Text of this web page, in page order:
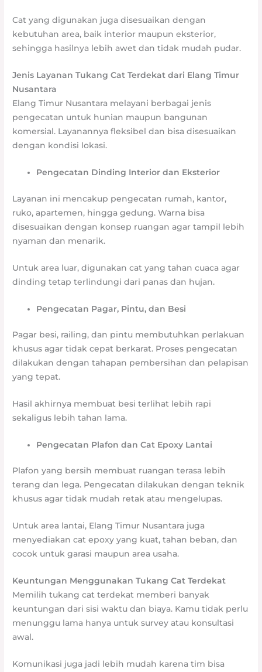
Cat yang digunakan juga disesuaikan dengan
kebutuhan area, baik interior maupun eksterior,
sehingga hasilnya lebih awet dan tidak mudah pudar.
Jenis Layanan Tukang Cat Terdekat dari Elang Timur
Nusantara
Elang Timur Nusantara melayani berbagai jenis
pengecatan untuk hunian maupun bangunan
komersial. Layanannya fleksibel dan bisa disesuaikan
dengan kondisi lokasi.
Pengecatan Dinding Interior dan Eksterior
Layanan ini mencakup pengecatan rumah, kantor,
ruko, apartemen, hingga gedung. Warna bisa
disesuaikan dengan konsep ruangan agar tampil lebih
nyaman dan menarik.
Untuk area luar, digunakan cat yang tahan cuaca agar
dinding tetap terlindungi dari panas dan hujan.
Pengecatan Pagar, Pintu, dan Besi
Pagar besi, railing, dan pintu membutuhkan perlakuan
khusus agar tidak cepat berkarat. Proses pengecatan
dilakukan dengan tahapan pembersihan dan pelapisan
yang tepat.
Hasil akhirnya membuat besi terlihat lebih rapi
sekaligus lebih tahan lama.
Pengecatan Plafon dan Cat Epoxy Lantai
Plafon yang bersih membuat ruangan terasa lebih
terang dan lega. Pengecatan dilakukan dengan teknik
khusus agar tidak mudah retak atau mengelupas.
Untuk area lantai, Elang Timur Nusantara juga
menyediakan cat epoxy yang kuat, tahan beban, dan
cocok untuk garasi maupun area usaha.
Keuntungan Menggunakan Tukang Cat Terdekat
Memilih tukang cat terdekat memberi banyak
keuntungan dari sisi waktu dan biaya. Kamu tidak perlu
menunggu lama hanya untuk survey atau konsultasi
awal.
Komunikasi juga jadi lebih mudah karena tim bisa